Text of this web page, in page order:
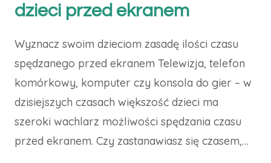
dzieci przed ekranem
Wyznacz swoim dzieciom zasadę ilości czasu
spędzanego przed ekranem Telewizja, telefon
komórkowy, komputer czy konsola do gier – w
dzisiejszych czasach większość dzieci ma
szeroki wachlarz możliwości spędzania czasu
przed ekranem. Czy zastanawiasz się czasem,…